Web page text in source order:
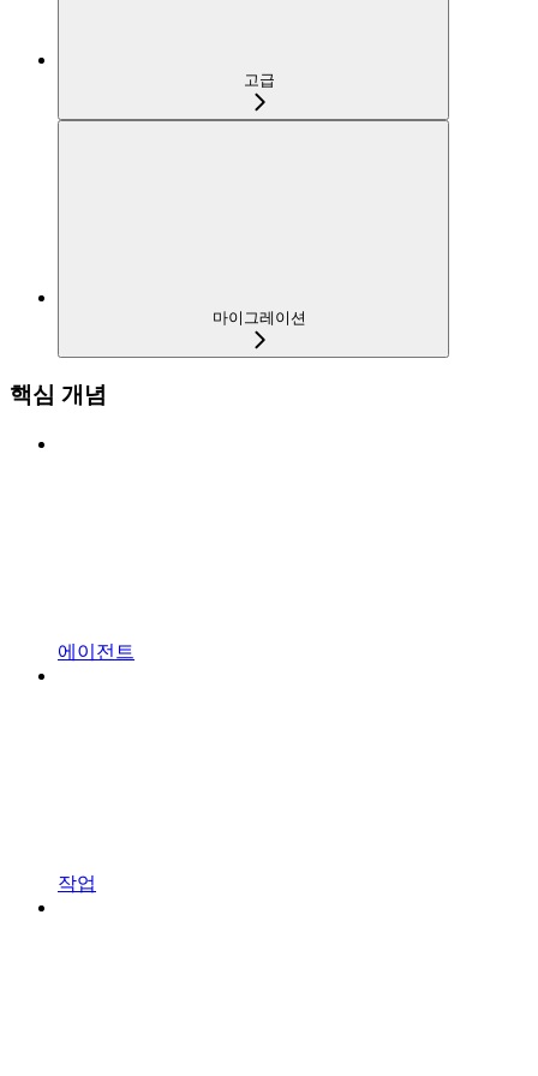
고급
마이그레이션
핵심 개념
에이전트
작업